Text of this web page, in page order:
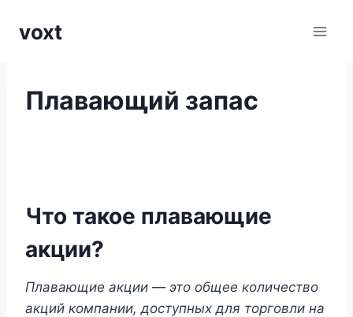
voxt
Плавающий запас
Что такое плавающие
акции?
Плавающие акции — это общее количество
акций компании, доступных для торговли на